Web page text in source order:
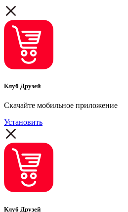
Клуб Друзей
Скачайте мобильное приложение
Установить
Клуб Друзей